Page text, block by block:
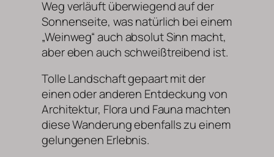
Weg verläuft überwiegend auf der
Sonnenseite, was natürlich bei einem
„Weinweg“ auch absolut Sinn macht,
aber eben auch schweißtreibend ist.
Tolle Landschaft gepaart mit der
einen oder anderen Entdeckung von
Architektur, Flora und Fauna machten
diese Wanderung ebenfalls zu einem
gelungenen Erlebnis.